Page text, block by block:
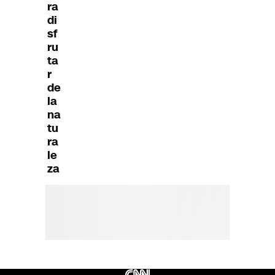
ra
di
sf
ru
ta
r
de
la
na
tu
ra
le
za